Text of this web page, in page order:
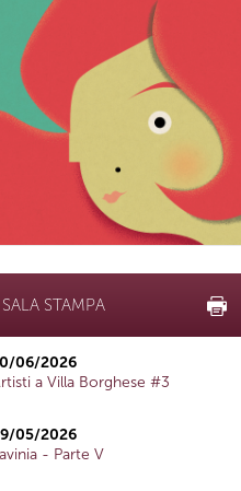
SALA STAMPA
06/2026
a Villa Borghese #3
05/2026
- Parte V